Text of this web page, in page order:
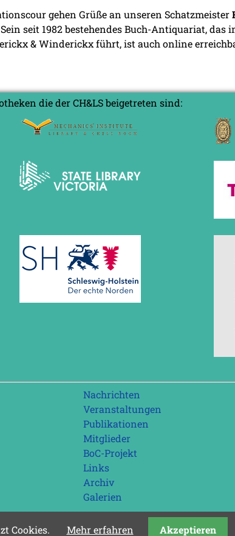
gehen Grüße an unseren Schatzmeister
seit 1982 bestehendes Buch-Antiquariat, das
& Winderickx führt, ist auch online
die der CH&LS beigetreten sind:
Navigation
überspringen
Nachrichten
Veranstaltungen
Publikationen
Mitglieder
BoC-Projekt
Links
Archiv
Galerien
Letzte Aktualisierung: 08.08.2026
Cookies. Mehr erfahren Akzeptieren